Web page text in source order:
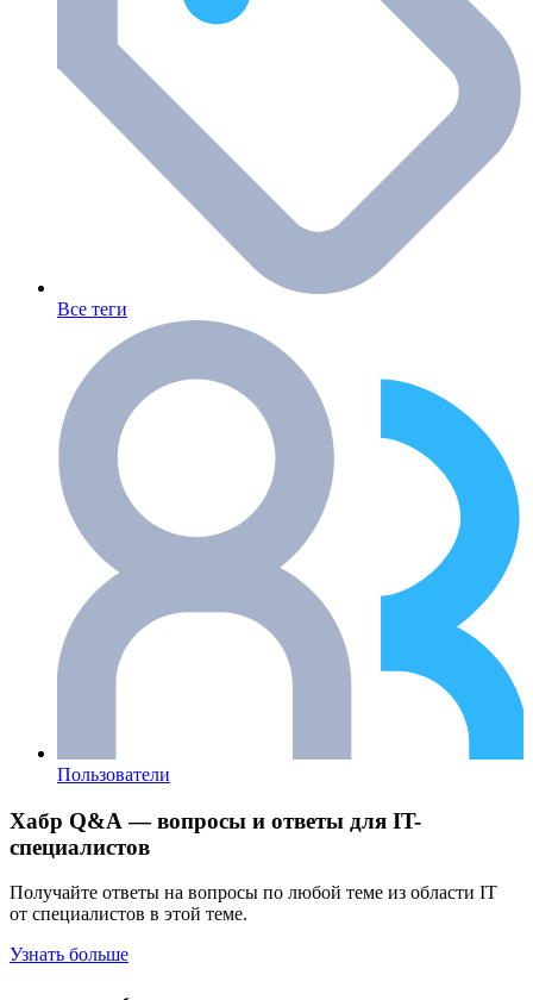
Все теги
Пользователи
Хабр Q&A — вопросы и ответы для IT-
специалистов
Получайте ответы на вопросы по любой теме из области IT
от специалистов в этой теме.
Узнать больше